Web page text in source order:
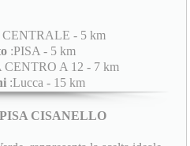
CENTRALE - 5 km
:PISA - 5 km
CENTRO A 12 - 7 km
:Lucca - 15 km
CISANELLO